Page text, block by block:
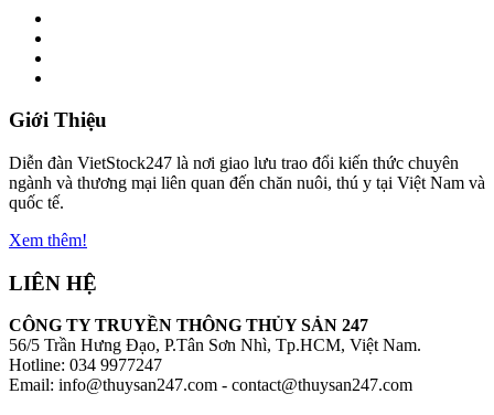
Giới Thiệu
Diễn đàn VietStock247 là nơi giao lưu trao đổi kiến thức chuyên
ngành và thương mại liên quan đến chăn nuôi, thú y tại Việt Nam và
quốc tế.
Xem thêm!
LIÊN HỆ
CÔNG TY TRUYỀN THÔNG THỦY SẢN 247
56/5 Trần Hưng Đạo, P.Tân Sơn Nhì, Tp.HCM, Việt Nam.
Hotline: 034 9977247
Email: info@thuysan247.com - contact@thuysan247.com